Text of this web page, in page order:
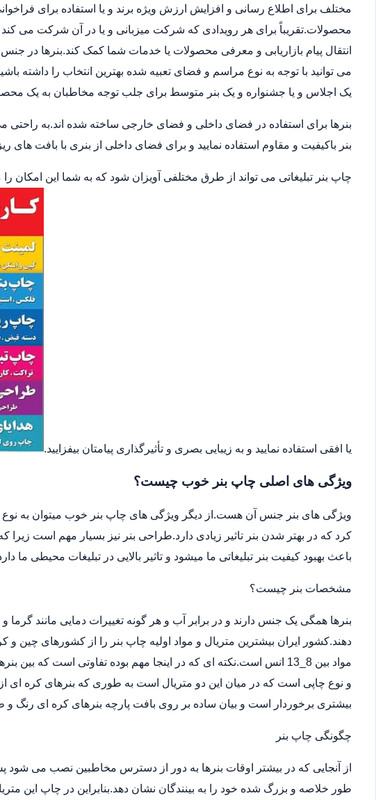
مختلف برای اطلاع رسانی و افزایش ارزش ویژه برند و یا استفاده برای
محصولات.تقریباً برای هر رویدادی که شرکت میزبانی و یا در آن شرکت می
انتقال پیام بازاریابی و معرفی محصولات یا خدمات شما کمک کند.بنرها در
می توانید با توجه به نوع مراسم و فضای تعبیه شده بهترین انتخاب را داشته
یک اجلاس و یا جشنواره و یک بنر متوسط برای جلب توجه مخاطبان به یک
بنرها برای استفاده در فضای داخلی و فضای خارجی ساخته شده اند.به راحتی
بنر باکیفیت و مقاوم استفاده نمایید و برای فضای داخلی از بنری با بافت های
چاپ بنر تبلیغاتی می تواند از طرق مختلفی آویزان شود که به شما این امکان
یا افقی استفاده نمایید و به زیبایی بصری و تأثیرگذاری پیامتان بیفزایید.
ویژگی های اصلی چاپ بنر خوب چیست؟
ویژگی های بنر جنس آن هست.از دیگر ویژگی های چاپ بنر خوب میتوان به نوع
کرد که در بهتر شدن بنر تاثیر زیادی دارد.طراحی بنر نیز بسیار مهم است
باعث بهبود کیفیت بنر تبلیغاتی ما میشود و تاثیر بالایی در تبلیغات محیطی ما
مشخصات بنر چیست؟
بنرها همگی یک جنس دارند و در برابر آب و هر گونه تغییرات دمایی مانند
دهند.کشور ایران بیشترین متریال و مواد اولیه چاپ بنر را از کشورهای چین
مواد بین 8_13 انس است.نکته ای که در اینجا مهم بوده تفاوتی است که
و نوع چاپی است که در میان این دو متریال است به طوری که بنرهای کره ای
بیشتری برخوردار است و بیان ساده بر روی بافت پارچه بنرهای کره ای رنگ و
چگونگی چاپ بنر
از آنجایی که در بیشتر اوقات بنرها به دور از دسترس مخاطبین نصب می شود
طور خلاصه و بزرگ شده خود را به بینندگان نشان دهد.بنابراین در چاپ این